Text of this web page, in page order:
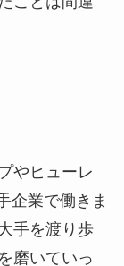
やヒューレ
企業で働きま
手を渡り歩
磨いていっ